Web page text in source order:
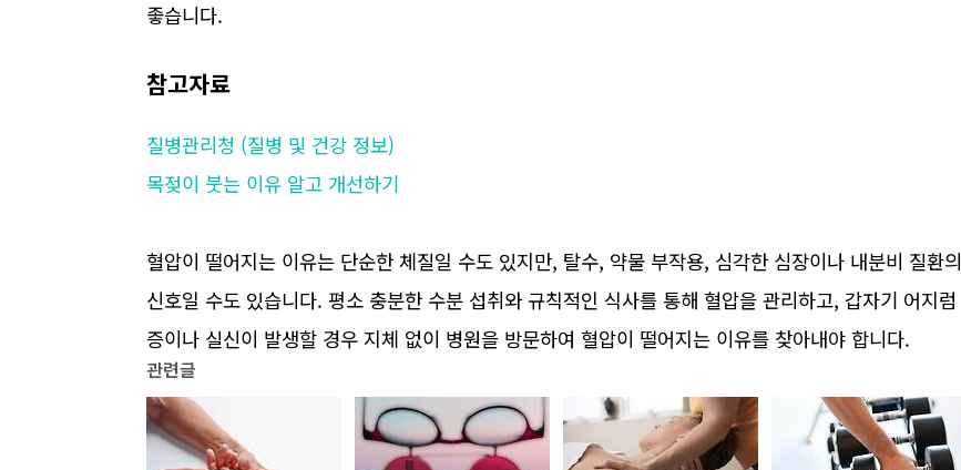
좋습니다.
참고자료
질병관리청 (질병 및 건강 정보)
목젖이 붓는 이유 알고 개선하기
혈압이 떨어지는 이유는 단순한 체질일 수도 있지만, 탈수, 약물 부작용, 심각한 심장이나 내분비 질환의
신호일 수도 있습니다. 평소 충분한 수분 섭취와 규칙적인 식사를 통해 혈압을 관리하고, 갑자기 어지럼
증이나 실신이 발생할 경우 지체 없이 병원을 방문하여 혈압이 떨어지는 이유를 찾아내야 합니다.
관련글